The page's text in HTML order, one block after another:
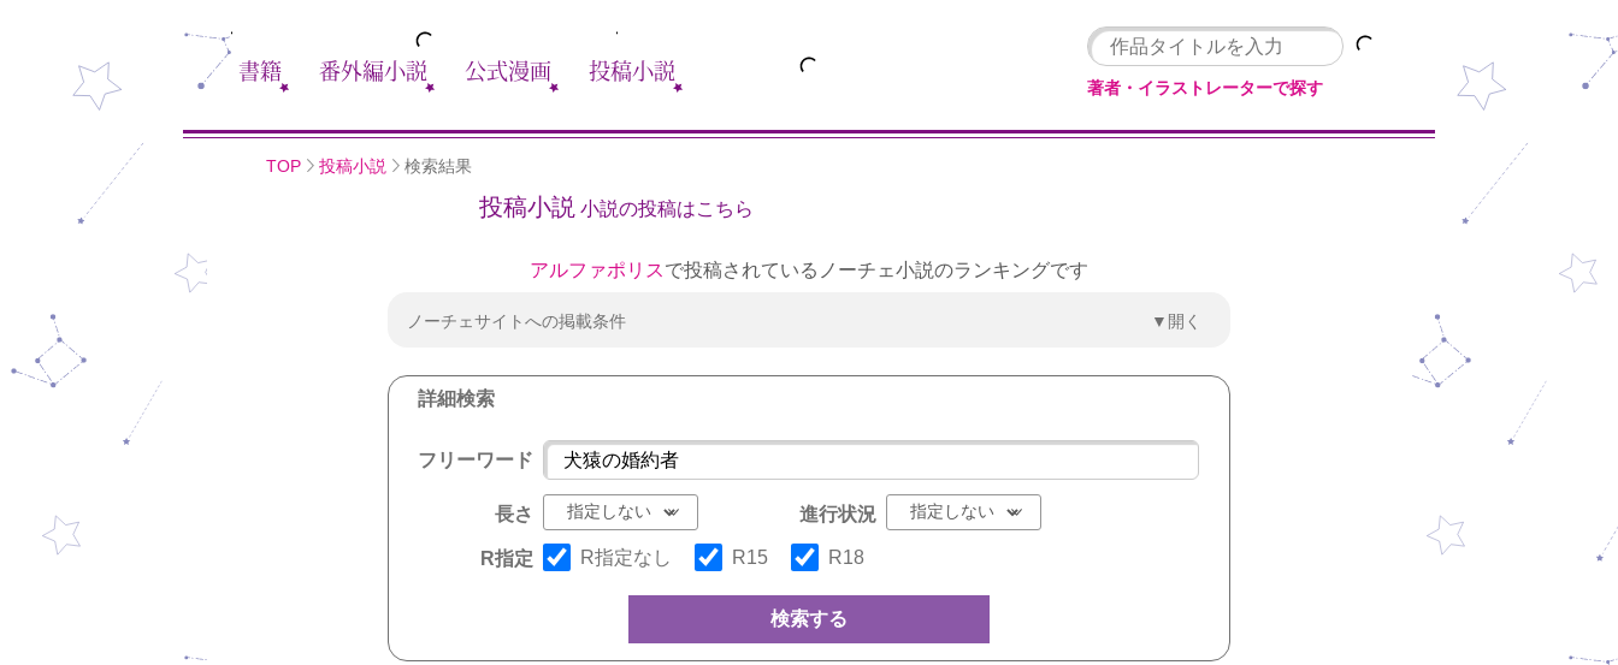
書籍 番外編小説 公式漫画 投稿小説
著者・イラストレーターで探す
TOP 投稿小説 検索結果
投稿小説 小説の投稿はこちら
アルファポリスで投稿されているノーチェ小説のランキングです
ノーチェサイトへの掲載条件 ▼開く
詳細検索
フリーワード
長さ 進行状況
R指定 R指定なし R15 R18
検索する